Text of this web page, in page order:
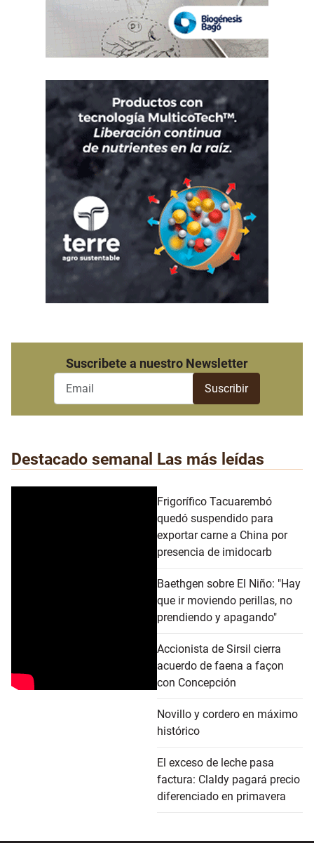
Suscribete a nuestro Newsletter
Destacado semanal Las más leídas
Frigorífico Tacuarembó
quedó suspendido para
exportar carne a China por
presencia de imidocarb
Baethgen sobre El Niño: "Hay
que ir moviendo perillas, no
prendiendo y apagando"
Accionista de Sirsil cierra
acuerdo de faena a façon
con Concepción
Novillo y cordero en máximo
histórico
El exceso de leche pasa
factura: Claldy pagará precio
diferenciado en primavera